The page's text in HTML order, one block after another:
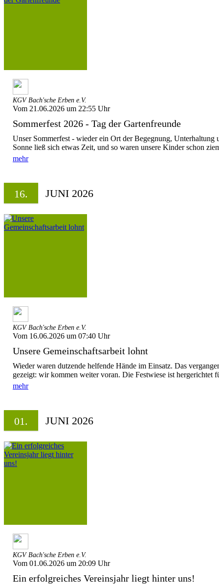
KGV Bach'sche Erben e.V.
Vom 21.06.2026 um 22:55 Uhr
Sommerfest 2026 - Tag der Gartenfreunde
Unser Sommerfest - wieder ein Ort der Begegnung, Unterhaltung
Sonne ließ sich etwas Zeit, und so waren unsere Kinder schon
mehr
16. JUNI 2026
KGV Bach'sche Erben e.V.
Vom 16.06.2026 um 07:40 Uhr
Unsere Gemeinschaftsarbeit lohnt
Wieder waren dutzende helfende Hände im Einsatz. Das
gezeigt: wir kommen weiter voran. Die Festwiese ist hergerichtet
mehr
01. JUNI 2026
KGV Bach'sche Erben e.V.
Vom 01.06.2026 um 20:09 Uhr
Ein erfolgreiches Vereinsjahr liegt hinter uns!